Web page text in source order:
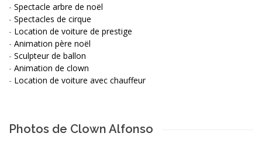
- Spectacle arbre de noël
- Spectacles de cirque
- Location de voiture de prestige
- Animation père noël
- Sculpteur de ballon
- Animation de clown
- Location de voiture avec chauffeur
Photos de Clown Alfonso